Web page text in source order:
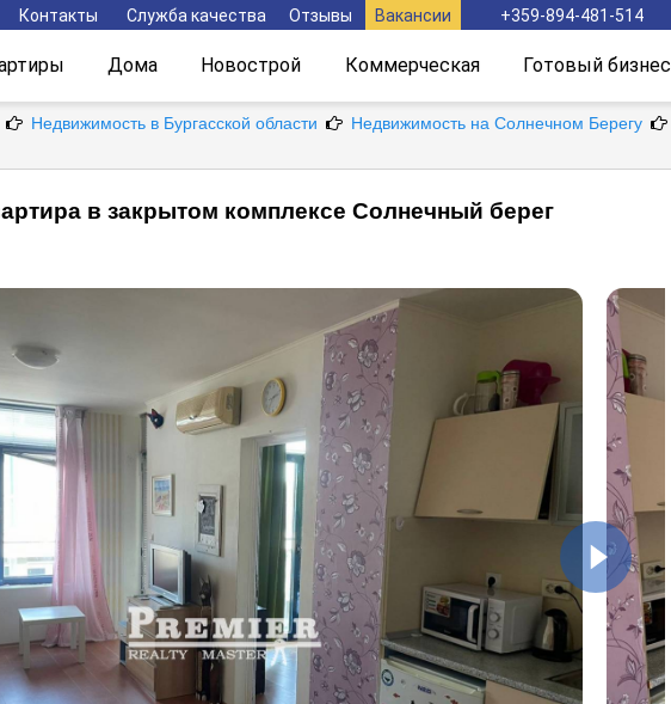
Контакты Служба качества Отзывы Вакансии +359-894-481-514
Дома Новострой Коммерческая Готовый бизнес
Недвижимость в Бургасской области Недвижимость на Солнечном Берегу
в закрытом комплексе Солнечный берег